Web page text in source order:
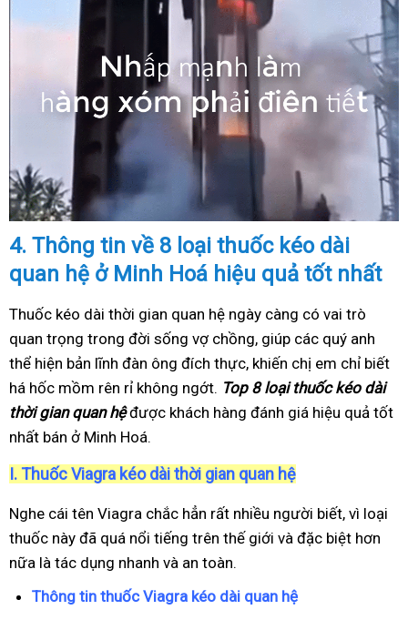
4. Thông tin về 8 loại thuốc kéo dài
quan hệ ở Minh Hoá hiệu quả tốt nhất
Thuốc kéo dài thời gian quan hệ ngày càng có vai trò
quan trọng trong đời sống vợ chồng, giúp các quý anh
thể hiện bản lĩnh đàn ông đích thực, khiến chị em chỉ biết
há hốc mồm rên rỉ không ngớt. Top 8 loại thuốc kéo dài
thời gian quan hệđược khách hàng đánh giá hiệu quả tốt
nhất bán ở Minh Hoá.
I. Thuốc Viagra kéo dài thời gian quan hệ
Nghe cái tên Viagra chắc hẳn rất nhiều người biết, vì loại
thuốc này đã quá nổi tiếng trên thế giới và đặc biệt hơn
nữa là tác dụng nhanh và an toàn.
Thông tin thuốc Viagra kéo dài quan hệ